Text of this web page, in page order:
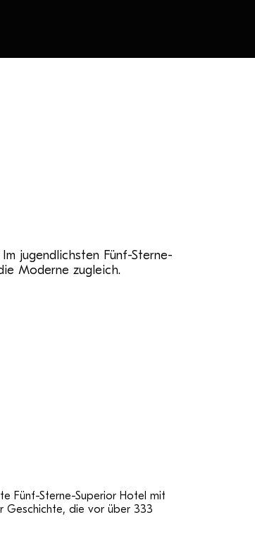
jugendlichsten Fünf-Sterne-
Moderne zugleich.
Fünf-Sterne-Superior Hotel mit
Geschichte, die vor über 333